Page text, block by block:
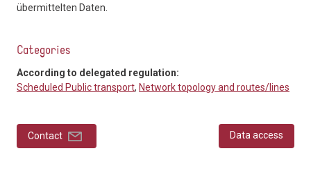
übermittelten Daten.
Categories
According to delegated regulation:
Scheduled Public transport, Network topology and routes/lines
Contact Data access